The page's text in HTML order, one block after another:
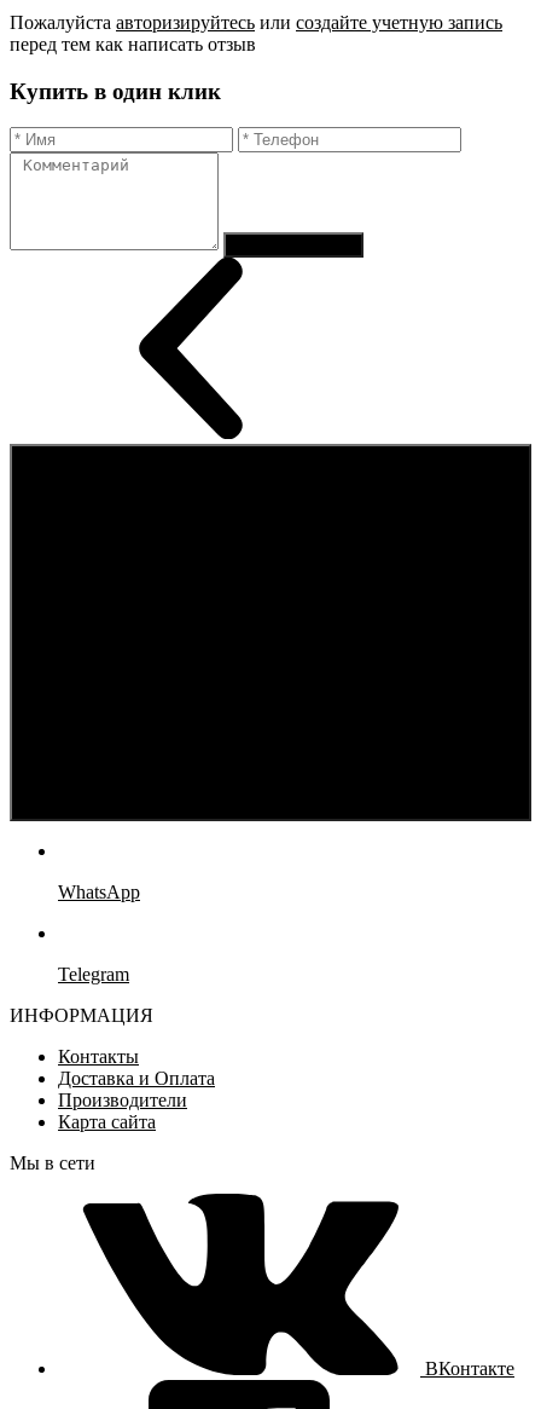
Пожалуйста авторизируйтесь или создайте учетную запись
перед тем как написать отзыв
Купить в один клик
WhatsApp
Telegram
ИНФОРМАЦИЯ
Контакты
Доставка и Оплата
Производители
Карта сайта
Мы в сети
ВКонтакте